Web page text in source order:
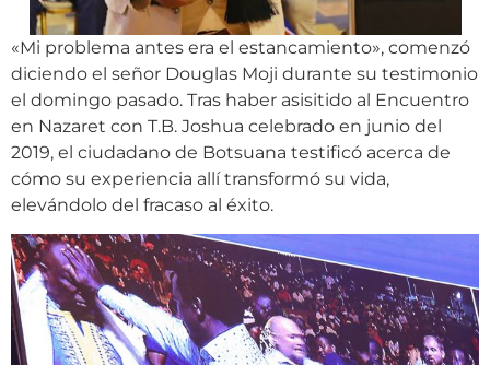
«Mi problema antes era el estancamiento», comenzó
diciendo el señor Douglas Moji durante su testimonio
el domingo pasado. Tras haber asisitido al Encuentro
en Nazaret con T.B. Joshua celebrado en junio del
2019, el ciudadano de Botsuana testificó acerca de
cómo su experiencia allí transformó su vida,
elevándolo del fracaso al éxito.